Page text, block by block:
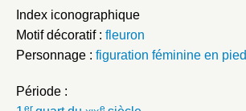
Index iconographique
Motif décoratif : fleuron
Personnage : figuration féminine en pied
Période :
er e